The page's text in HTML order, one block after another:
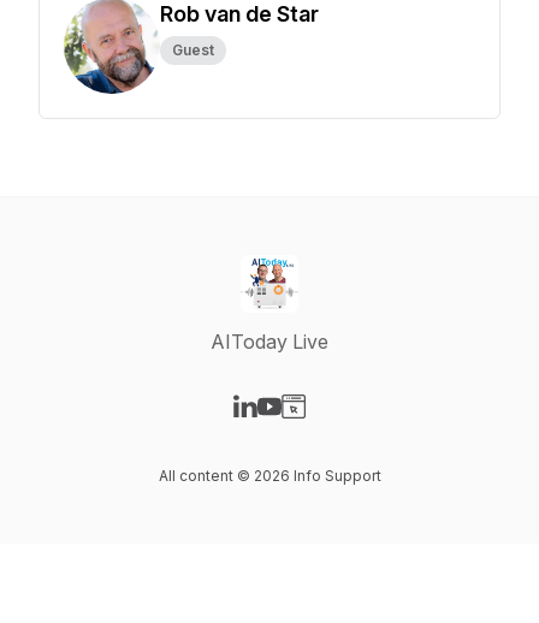
Rob van de Star
Guest
AIToday Live
All content © 2026 Info Support